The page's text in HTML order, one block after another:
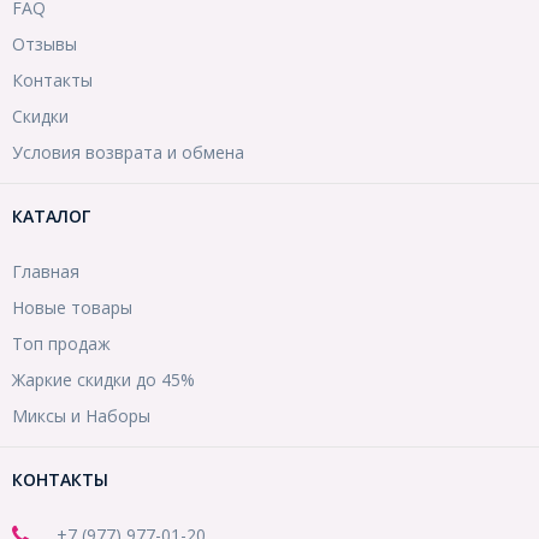
FAQ
Отзывы
Контакты
Скидки
Условия возврата и обмена
КАТАЛОГ
Главная
Новые товары
Топ продаж
Жаркие скидки до 45%
Миксы и Наборы
КОНТАКТЫ